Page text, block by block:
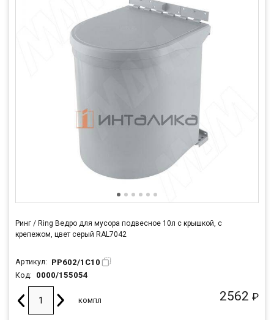
Ринг / Ring Ведро для мусора подвесное 10л с крышкой, с
крепежом, цвет серый RAL7042
Артикул: PP602/1C10
Код: 0000/155054
2562 ₽
компл